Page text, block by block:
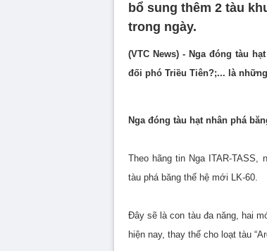
bổ sung thêm 2 tàu
trong ngày.
(VTC News) - Nga đóng tàu
đối phó Triều Tiên?;... là
Nga đóng tàu hạt nhân phá
Theo hãng tin Nga ITAR-TASS,
tàu phá băng thế hệ mới LK-60.
Đây sẽ là con tàu đa năng, hai
hiện nay, thay thế cho loạt tàu